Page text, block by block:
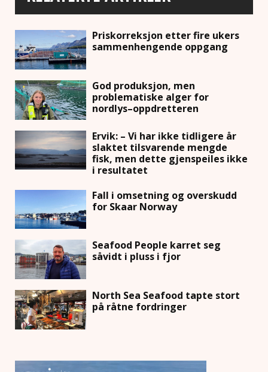
Priskorreksjon etter fire ukers
sammenhengende oppgang
God produksjon, men
problematiske alger for
nordlys–oppdretteren
Ervik: – Vi har ikke tidligere år
slaktet tilsvarende mengde
fisk, men dette gjenspeiles ikke
i resultatet
Fall i omsetning og overskudd
for Skaar Norway
Seafood People karret seg
såvidt i pluss i fjor
North Sea Seafood tapte stort
på råtne fordringer